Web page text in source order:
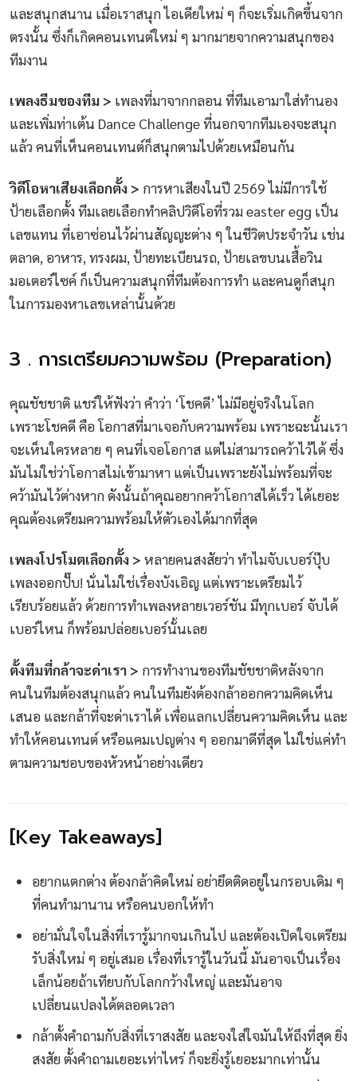
และสนุกสนาน เมื่อเราสนุก ไอเดียใหม่ ๆ ก็จะเริ่มเกิดขึ้นจาก
ตรงนั้น ซึ่งก็เกิดคอนเทนต์ใหม่ ๆ มากมายจากความสนุกของ
ทีมงาน
เพลงธีมของทีม > เพลงที่มาจากกลอน ที่ทีมเอามาใส่ทำนอง
และเพิ่มท่าเต้น Dance Challenge ที่นอกจากทีมเองจะสนุก
แล้ว คนที่เห็นคอนเทนต์ก็สนุกตามไปด้วยเหมือนกัน
วิดีโอหาเสียงเลือกตั้ง > การหาเสียงในปี 2569 ไม่มีการใช้
ป้ายเลือกตั้ง ทีมเลยเลือกทำคลิปวิดีโอที่รวม easter egg เป็น
เลขแทน ที่เอาซ่อนไว้ผ่านสัญญะต่าง ๆ ในชีวิตประจำวัน เช่น
ตลาด, อาหาร, ทรงผม, ป้ายทะเบียนรถ, ป้ายเลขบนเสื้อวิน
มอเตอร์ไซค์ ก็เป็นความสนุกที่ทีมต้องการทำ และคนดูก็สนุก
ในการมองหาเลขเหล่านั้นด้วย
3 . การเตรียมความพร้อม (Preparation)
คุณชัชชาติ แชร์ให้ฟังว่า คำว่า ‘โชคดี’ ไม่มีอยู่จริงในโลก
เพราะโชคดี คือ โอกาสที่มาเจอกับความพร้อม เพราะฉะนั้นเรา
จะเห็นใครหลาย ๆ คนที่เจอโอกาส แต่ไม่สามารถคว้าไว้ได้ ซึ่ง
มันไม่ใช่ว่าโอกาสไม่เข้ามาหา แต่เป็นเพราะยังไม่พร้อมที่จะ
คว้ามันไว้ต่างหาก ดังนั้นถ้าคุณอยากคว้าโอกาสได้เร็ว ได้เยอะ
คุณต้องเตรียมความพร้อมให้ตัวเองได้มากที่สุด
เพลงโปรโมตเลือกตั้ง > หลายคนสงสัยว่า ทำไมจับเบอร์ปุ๊บ
เพลงออกปั๊บ! นั่นไม่ใช่เรื่องบังเอิญ แต่เพราะเตรียมไว้
เรียบร้อยแล้ว ด้วยการทำเพลงหลายเวอร์ชัน มีทุกเบอร์ จับได้
เบอร์ไหน ก็พร้อมปล่อยเบอร์นั้นเลย
ตั้งทีมที่กล้าจะด่าเรา > การทำงานของทีมชัชชาติหลังจาก
คนในทีมต้องสนุกแล้ว คนในทีมยังต้องกล้าออกความคิดเห็น
เสนอ และกล้าที่จะด่าเราได้ เพื่อแลกเปลี่ยนความคิดเห็น และ
ทำให้คอนเทนต์ หรือแคมเปญต่าง ๆ ออกมาดีที่สุด ไม่ใช่แค่ทำ
ตามความชอบของหัวหน้าอย่างเดียว
[Key Takeaways]
อยากแตกต่าง ต้องกล้าคิดใหม่ อย่ายึดติดอยู่ในกรอบเดิม ๆ
ที่คนทำมานาน หรือคนบอกให้ทำ
อย่ามั่นใจในสิ่งที่เรารู้มากจนเกินไป และต้องเปิดใจเตรียม
รับสิ่งใหม่ ๆ อยู่เสมอ เรื่องที่เรารู้ในวันนี้ มันอาจเป็นเรื่อง
เล็กน้อยถ้าเทียบกับโลกกว้างใหญ่ และมันอาจ
เปลี่ยนแปลงได้ตลอดเวลา
กล้าตั้งคำถามกับสิ่งที่เราสงสัย และจงใส่ใจมันให้ถึงที่สุด ยิ่ง
สงสัย ตั้งคำถามเยอะเท่าไหร่ ก็จะยิ่งรู้เยอะมากเท่านั้น